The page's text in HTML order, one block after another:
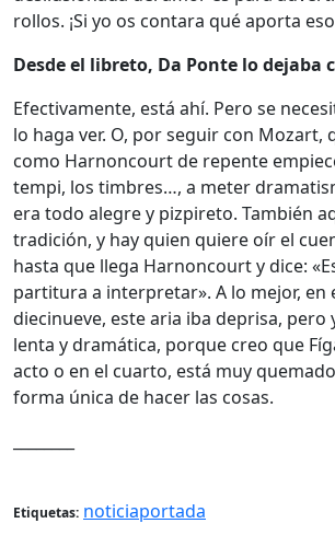
rollos. ¡Si yo os contara qué aporta
Desde el libreto, Da Ponte lo dejaba
Efectivamente, está ahí. Pero se
lo haga ver. O, por seguir con Mozart,
como Harnoncourt de repente
tempi, los timbres…, a meter
era todo alegre y pizpireto. También
tradición, y hay quien quiere oír el
hasta que llega Harnoncourt y dice:
partitura a interpretar». A lo mejor, en
diecinueve, este aria iba deprisa, pero
lenta y dramática, porque creo que
acto o en el cuarto, está muy
forma única de hacer las cosas.
Etiquetas: noticiaportada